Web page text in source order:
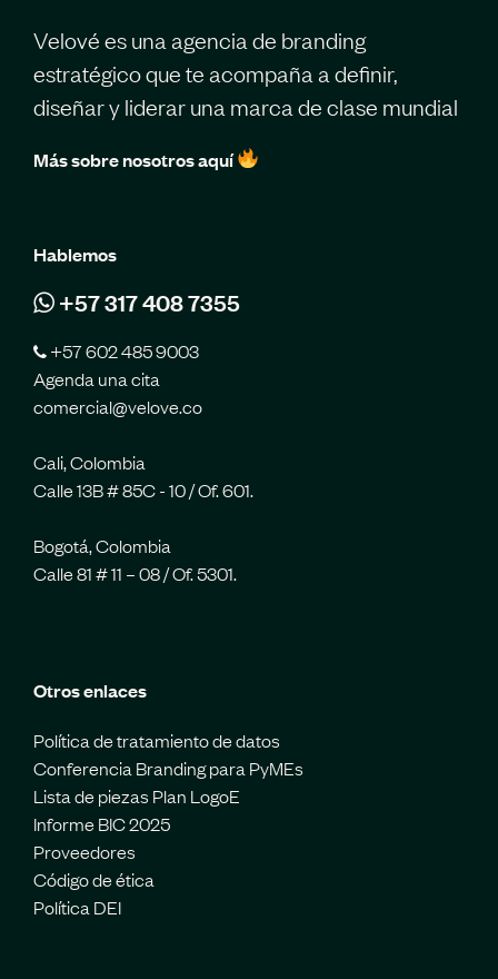
Velové es una agencia de branding
estratégico que te acompaña a definir,
diseñar y liderar una marca de clase mundial
Más sobre nosotros aquí
Hablemos
+57 317 408 7355
+57 602 485 9003
Agenda una cita
comercial@velove.co
Cali, Colombia
Calle 13B # 85C - 10 / Of. 601.
Bogotá, Colombia
Calle 81 # 11 – 08 / Of. 5301.
Otros enlaces
Política de tratamiento de datos
Conferencia Branding para PyMEs
Lista de piezas Plan LogoE
Informe BIC 2025
Proveedores
Código de ética
Política DEI